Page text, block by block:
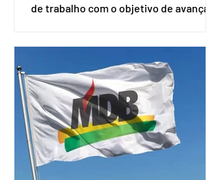
de trabalho com o objetivo de avançar
Uruguai, além de outros países
associados. “Decidimos criar um grupo
de trabalho que vai identificar
sensibilidades dos dois lados e evitar
que elas sejam um empecilho para a
retomada das negociações de um
acordo do Mercosul com a Coreia”,